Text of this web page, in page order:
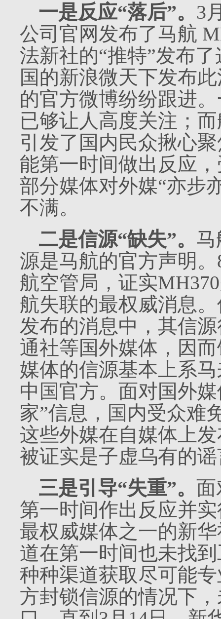
一是反应“落后”。 3
公司官网发布了马航
法新社的“推特”发布
国的新浪微天下发布
的官方微博纷纷跟进
已够让人高度关注；
引发了国内民众揪心
能第一时间做出反应
部分媒体对外媒“亦步
不满。
二是信源“缺失”。 马
源是马航的官方声明。
航空管局，证实MH370
航失联的最权威消息
发布的消息中，其信
通社等国外媒体，因
媒体的信源基本上系
中国官方。面对国外
家”信息，国内受众难
这些外媒在自媒体上
被证实是子虚乌有的
三是引导“失重”。面
第一时间作出反应并
最权威媒体之一的新
道在第一时间也未找
种种渠道获取尽可能
方封锁信源的情况下